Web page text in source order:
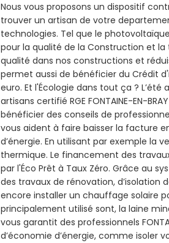
Nous vous proposons un dispositif
trouver un artisan de votre
technologies. Tel que le
pour la qualité de la Construction et la
qualité dans nos constructions et
permet aussi de bénéficier du Crédit
euro. Et l'Écologie dans tout ça ?
artisans certifié RGE FONTAINE-EN-
bénéficier des conseils de
vous aident à faire baisser la facture
d’énergie. En utilisant par exemple la
thermique. Le financement des
par l'Éco Prêt à Taux Zéro. Grâce au
des travaux de rénovation, d’isolation
encore installer un chauffage solaire
principalement utilisé sont, la laine
vous garantit des professionnels
d’économie d’énergie, comme isoler